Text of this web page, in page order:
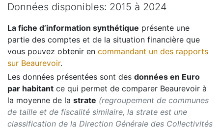
Données disponibles: 2015 à 2024
La fiche d’information synthétique présente une
partie des comptes et de la situation financière que
vous pouvez obtenir en commandant un des rapports
sur Beaurevoir.
Les données présentées sont des données en Euro
par habitant ce qui permet de comparer Beaurevoir à
la moyenne de la strate (regroupement de communes
de taille et de fiscalité similaire, la strate est une
classification de la Direction Générale des Collectivités